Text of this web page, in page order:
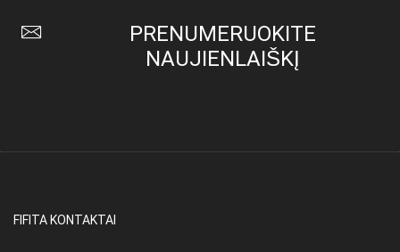
PRENUMERUOKITE
NAUJIENLAIŠKĮ
FIFITA KONTAKTAI